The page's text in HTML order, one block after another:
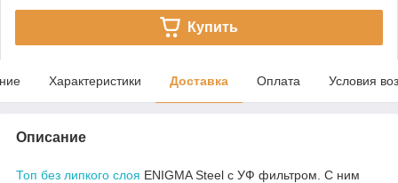
Купить
Характеристики Доставка Оплата Условия
Описание
Топ без липкого слоя ENIGMA Steel c УФ фильтром. С ним